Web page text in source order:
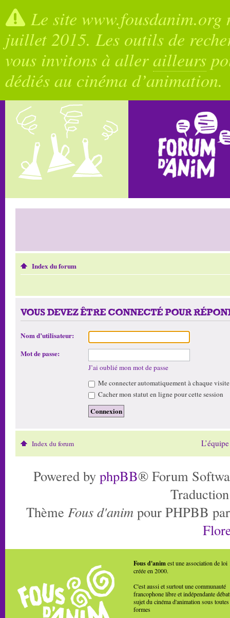
Le site
juillet 2015. Les outils de
vous invitons à allerailleurs
dédiés au cinéma d’animation.
Index du forum
VOUS DEVEZ ÊTRE CONNECTÉ POUR
Nom d’utilisateur:
Mot de passe:
J’ai oublié mon mot de passe
Me connecter automatiquement à chaque visite
Cacher mon statut en ligne pour cette session
Index du forum
Powered by phpBB® Forum
Thème Fous d'anim pour PHPBB
Fous d'animest une association de loi
créée en 2000.
C'est aussi et surtout une communauté
francophone libre et indépendante
sujet du cinéma d'animation sous toutes
formes